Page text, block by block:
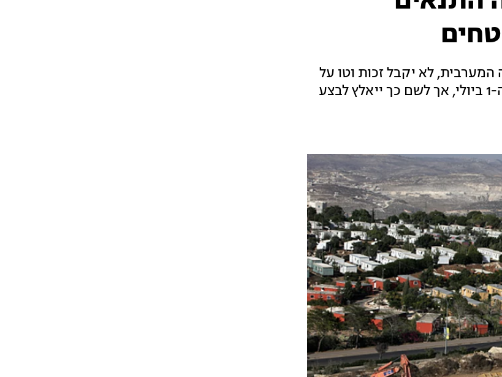
לא יקבל זכות וטו על
הסוגייה. נתניהו יוכל להביא את הסיפוח לאישור החל מה-1 ביולי, אך לשם כך ייאלץ לבצע